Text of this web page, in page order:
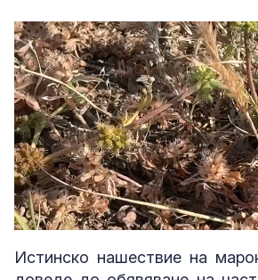
Unmute Loaded:
47.03%
Истинско нашествие на